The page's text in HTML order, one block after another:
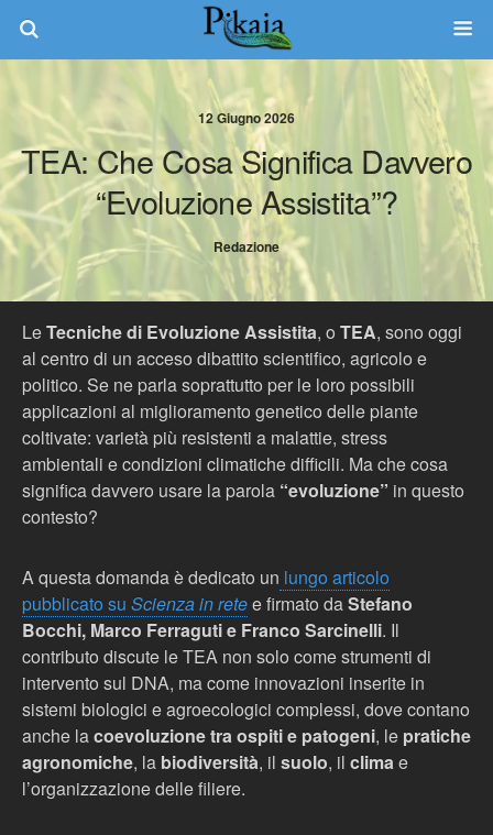
12 Giugno 2026
TEA: Che Cosa Significa Davvero
“evoluzione Assistita”?
Redazione
LeTecniche di Evoluzione Assistita, o TEA, sono oggi
al centro di un acceso dibattito scientifico, agricolo e
politico. Se ne parla soprattutto per le loro possibili
applicazioni al miglioramento genetico delle piante
coltivate: varietà più resistenti a malattie, stress
ambientali e condizioni climatiche difficili. Ma che cosa
significa davvero usare la parola “evoluzione” in questo
contesto?
A questa domanda è dedicato un lungo articolo
pubblicato su Scienza in retee firmato daStefano
Bocchi, Marco Ferraguti e Franco Sarcinelli. Il
contributo discute le TEA non solo come strumenti di
intervento sul DNA, ma come innovazioni inserite in
sistemi biologici e agroecologici complessi, dove contano
anche lacoevoluzione tra ospiti e patogeni, le pratiche
agronomiche, la biodiversità, il suolo, il climae
l’organizzazione delle filiere.